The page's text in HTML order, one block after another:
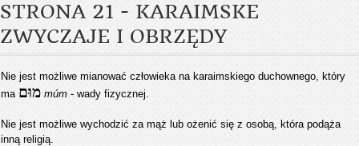
STRONA 21 - KARAIMSKE
ZWYCZAJE I OBRZĘDY
Nie jest możliwe mianować człowieka na karaimskiego duchownego, który
ma מוּם múm - wady fizycznej.
Nie jest możliwe wychodzić za mąż lub ożenić się z osobą, która podąża
inną religią.